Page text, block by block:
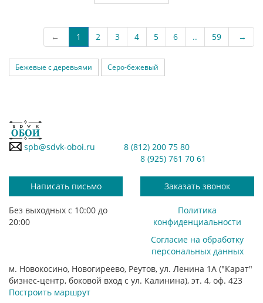
← 1 2 3 4 5 6 .. 59 →
Бежевые с деревьями Серо-бежевый
spb@sdvk-oboi.ru
8 (812) 200 75 80
8 (925) 761 70 61
Написать письмо Заказать звонок
Без выходных с 10:00 до
20:00
Политика
конфиденциальности
Согласие на обработку
персональных данных
м. Новокосино, Новогиреево, Реутов, ул. Ленина 1А ("Карат"
бизнес-центр, боковой вход с ул. Калинина), эт. 4, оф. 423
Построить маршрут